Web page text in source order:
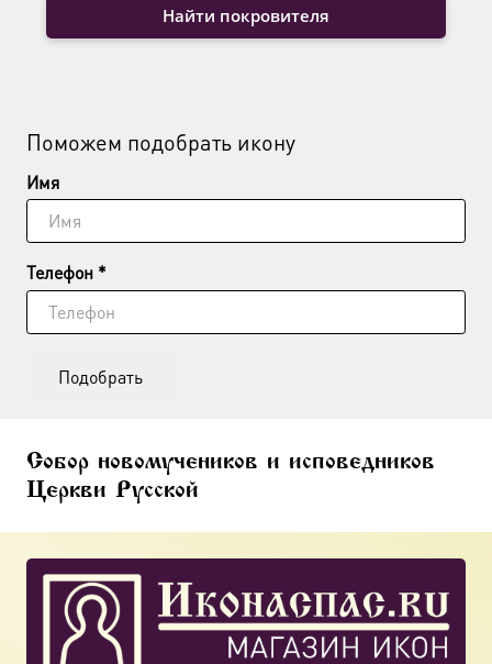
Найти покровителя
Поможем подобрать икону
Имя
Телефон *
Подобрать
Собор новомучеников и исповедников
Церкви Русской